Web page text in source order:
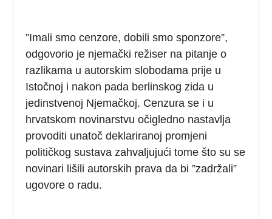
”Imali smo cenzore, dobili smo sponzore”,
odgovorio je njemački režiser na pitanje o
razlikama u autorskim slobodama prije u
Istočnoj i nakon pada berlinskog zida u
jedinstvenoj Njemačkoj. Cenzura se i u
hrvatskom novinarstvu očigledno nastavlja
provoditi unatoč deklariranoj promjeni
političkog sustava zahvaljujući tome što su se
novinari lišili autorskih prava da bi ”zadržali”
ugovore o radu.